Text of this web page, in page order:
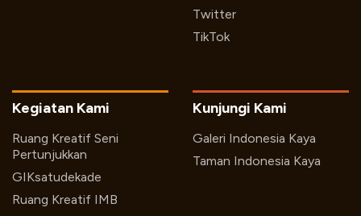
Twitter
TikTok
Kegiatan Kami
Ruang Kreatif Seni
Pertunjukkan
GIKsatudekade
Ruang Kreatif IMB
Kunjungi Kami
Galeri Indonesia Kaya
Taman Indonesia Kaya